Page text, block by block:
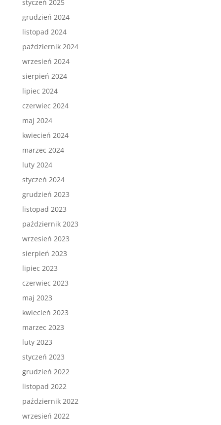
styczeń 2025
grudzień 2024
listopad 2024
październik 2024
wrzesień 2024
sierpień 2024
lipiec 2024
czerwiec 2024
maj 2024
kwiecień 2024
marzec 2024
luty 2024
styczeń 2024
grudzień 2023
listopad 2023
październik 2023
wrzesień 2023
sierpień 2023
lipiec 2023
czerwiec 2023
maj 2023
kwiecień 2023
marzec 2023
luty 2023
styczeń 2023
grudzień 2022
listopad 2022
październik 2022
wrzesień 2022